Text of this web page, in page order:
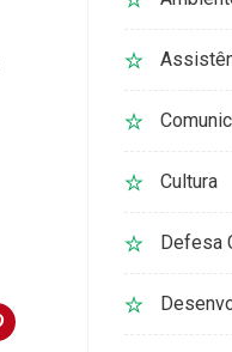
Cultura
Defesa